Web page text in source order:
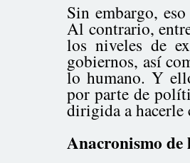
Sin embargo,
Al contrario,
los niveles de
gobiernos, así
lo humano. Y
por parte de
dirigida a
Anacronismo de